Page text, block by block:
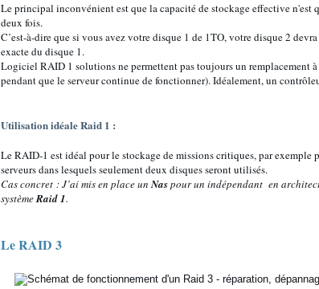
Le principal inconvénient est que la capacité de stockage effective
deux fois.
C’est-à-dire que si vous avez votre disque 1 de 1TO, votre disque 2
exacte du disque 1.
Logiciel RAID 1 solutions ne permettent pas toujours un remplacement
pendant que le serveur continue de fonctionner). Idéalement, un
Utilisation idéale Raid 1 :
Le RAID-1 est idéal pour le stockage de missions critiques, par exemple
serveurs dans lesquels seulement deux disques seront utilisés.
Cas concret : J’ai mis en place unNaspour un indépendant en
systèmeRaid 1.
Le RAID 3